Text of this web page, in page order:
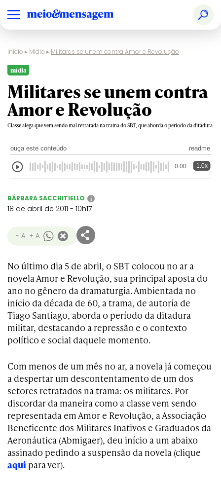
Início ▸ Mídia ▸ Militares se unem contra Amor e Revolução
mídia
Militares se unem contra
Amor e Revolução
Classe alega que vem sendo mal retratada na trama do SBT, que aborda o período da ditadura
ouça este conteúdo readme
0:00 1.0x
BÁRBARA SACCHITIELLO i
18 de abril de 2011 - 10h17
- A + A
No último dia 5 de abril, o SBT colocou no ar a
novela Amor e Revolução, sua principal aposta do
ano no gênero da dramaturgia. Ambientada no
início da década de 60, a trama, de autoria de
Tiago Santiago, aborda o período da ditadura
militar, destacando a repressão e o contexto
político e social daquele momento.
Com menos de um mês no ar, a novela já começou
a despertar um descontentamento de um dos
setores retratados na trama: os militares. Por
discordar da maneira como a classe vem sendo
representada em Amor e Revolução, a Associação
Beneficente dos Militares Inativos e Graduados da
Aeronáutica (Abmigaer), deu início a um abaixo
assinado pedindo a suspensão da novela (clique
aqui para ver).